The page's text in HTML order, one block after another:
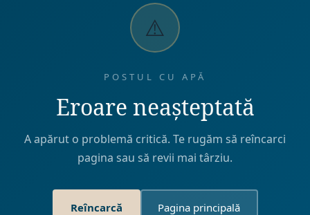
⚠️
POSTUL CU APĂ
Eroare neașteptată
A apărut o problemă critică. Te rugăm să reîncarci
pagina sau să revii mai târziu.
Reîncarcă Pagina principală